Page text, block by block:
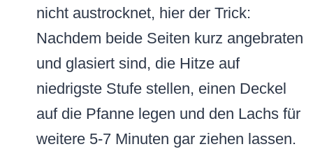
nicht austrocknet, hier der Trick:
Nachdem beide Seiten kurz angebraten
und glasiert sind, die Hitze auf
niedrigste Stufe stellen, einen Deckel
auf die Pfanne legen und den Lachs für
weitere 5-7 Minuten gar ziehen lassen.